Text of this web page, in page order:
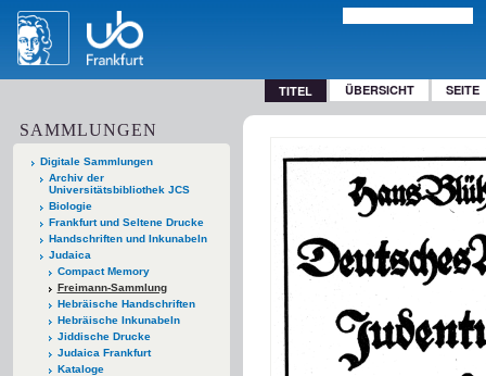
TITEL ÜBERSICHT SEITE
SAMMLUNGEN
Digitale Sammlungen
Archiv der
Universitätsbibliothek JCS
Biologie
Frankfurt und Seltene Drucke
Handschriften und Inkunabeln
Judaica
Compact Memory
Freimann-Sammlung
Hebräische Handschriften
Hebräische Inkunabeln
Jiddische Drucke
Judaica Frankfurt
Kataloge